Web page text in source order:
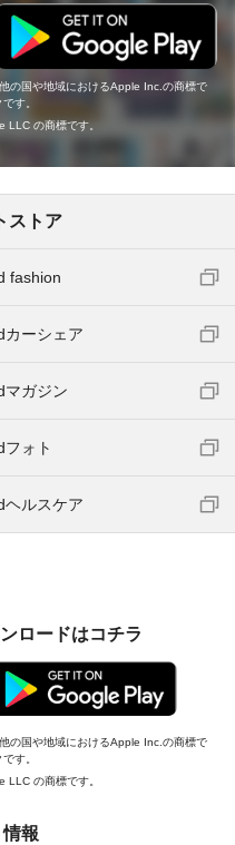
の国や地域におけるApple Inc.の商標で
す。
の商標です。
ストア
fashion
カーシェア
マガジン
フォト
ヘルスケア
ロードはコチラ
の国や地域におけるApple Inc.の商標で
す。
の商標です。
報